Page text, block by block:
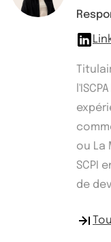
ou La
SCPI
de